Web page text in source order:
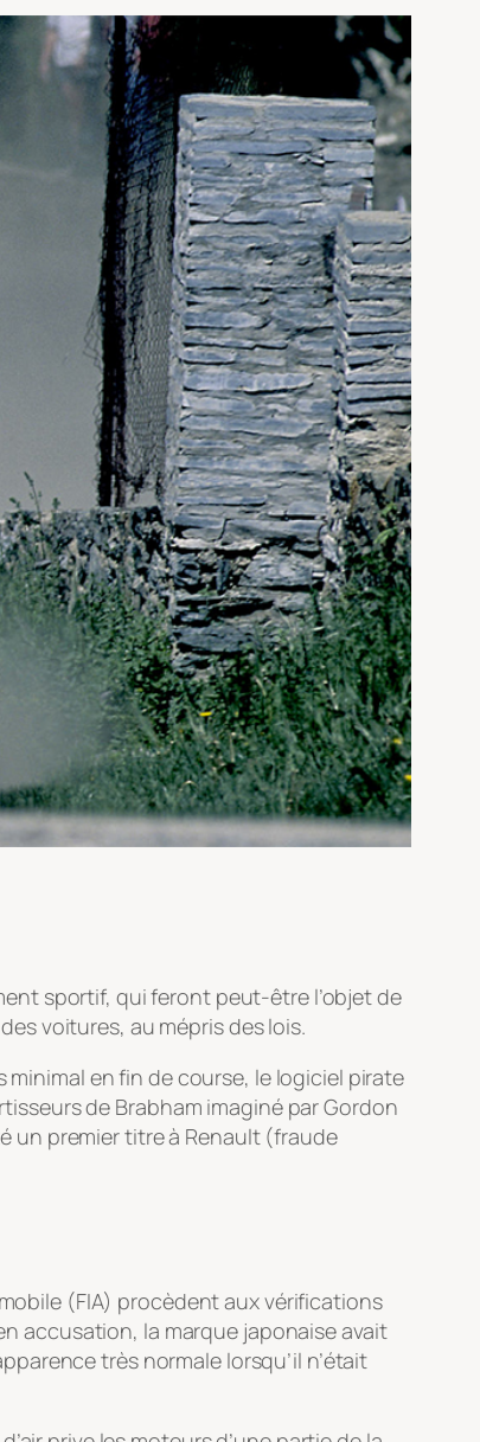
sportif, qui feront peut-être l’objet de
voitures, au mépris des lois.
en fin de course, le logiciel pirate
de Brabham imaginé par Gordon
un premier titre à Renault (fraude
(FIA) procèdent aux vérifications
accusation, la marque japonaise avait
très normale lorsqu’il n’était